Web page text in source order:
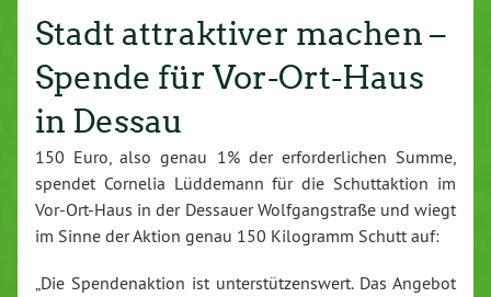
Stadt attraktiver machen –
Spende für Vor-Ort-Haus
in Dessau
150 Euro, also genau 1% der erforderlichen Summe,
spendet Cornelia Lüddemann für die Schuttaktion im
Vor-Ort-Haus in der Dessauer Wolfgangstraße und wiegt
im Sinne der Aktion genau 150 Kilogramm Schutt auf:
„Die Spendenaktion ist unterstützenswert. Das Angebot